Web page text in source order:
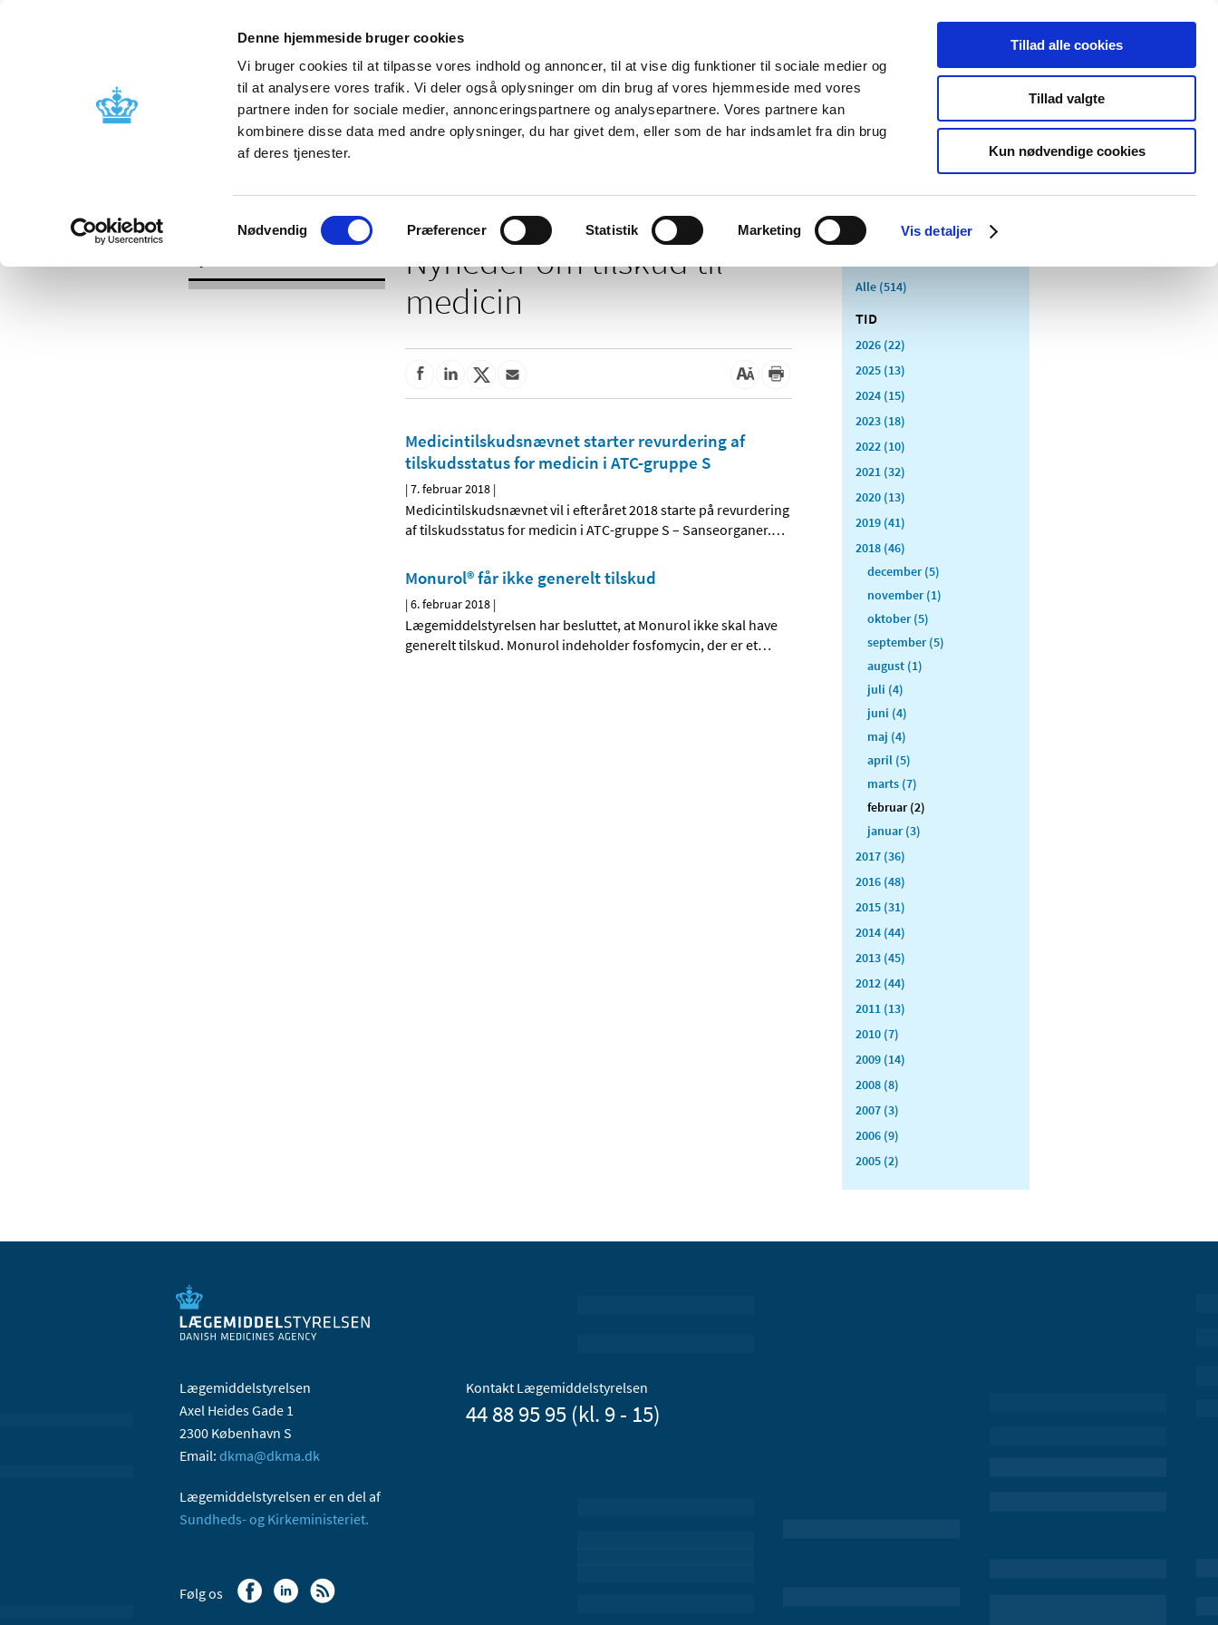
Denne hjemmeside bruger cookies
Vi bruger cookies til at tilpasse vores indhold og annoncer, til at vise dig funktioner til sociale medier og
til at analysere vores trafik. Vi deler også oplysninger om din brug af vores hjemmeside med vores
partnere inden for sociale medier, annonceringspartnere og analysepartnere. Vores partnere kan
kombinere disse data med andre oplysninger, du har givet dem, eller som de har indsamlet fra din brug
af deres tjenester.
Samtykkevalg
Nødvendig Præferencer Statistik Marketing Vis detaljer
Tillad alle cookies
Tillad valgte
Kun nødvendige cookies
Nyheder Om os Kontakt Udgivelser
Godkendelse og
Bivirkninger og
produktinformation
Tilskud og
Apoteker og salg af
Medicinsk
Særlige
produktområder
Nyheder om tilskud til
medicin
Medicintilskudsnævnet starter revurdering af
tilskudsstatus for medicin i ATC-gruppe S
|7. februar 2018 |
Medicintilskudsnævnet vil i efteråret 2018 starte på revurdering
af tilskudsstatus for medicin i ATC-gruppe S – Sanseorganer.…
Monurol® får ikke generelt tilskud
|6. februar 2018 |
Lægemiddelstyrelsen har besluttet, at Monurol ikke skal have
generelt tilskud. Monurol indeholder fosfomycin, der er et…
Alle (514)
TID
2026 (22)
2025 (13)
2024 (15)
2023 (18)
2022 (10)
2021 (32)
2020 (13)
2019 (41)
2018 (46)
december (5)
november (1)
oktober (5)
september (5)
august (1)
juli (4)
juni (4)
maj (4)
april (5)
marts (7)
februar (2)
januar (3)
2017 (36)
2016 (48)
2015 (31)
2014 (44)
2013 (45)
2012 (44)
2011 (13)
2010 (7)
2009 (14)
2008 (8)
2007 (3)
2006 (9)
2005 (2)
Lægemiddelstyrelsen
Axel Heides Gade 1
2300 København S
Email: dkma@dkma.dk
Lægemiddelstyrelsen er en del af
Sundheds- og Kirkeministeriet.
Kontakt Lægemiddelstyrelsen
44 88 95 95 (kl. 9 - 15)
Følg os